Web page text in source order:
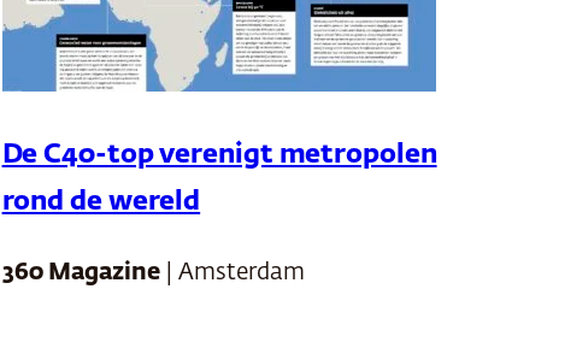
De C40-top verenigt metropolen
rond de wereld
360 Magazine| Amsterdam